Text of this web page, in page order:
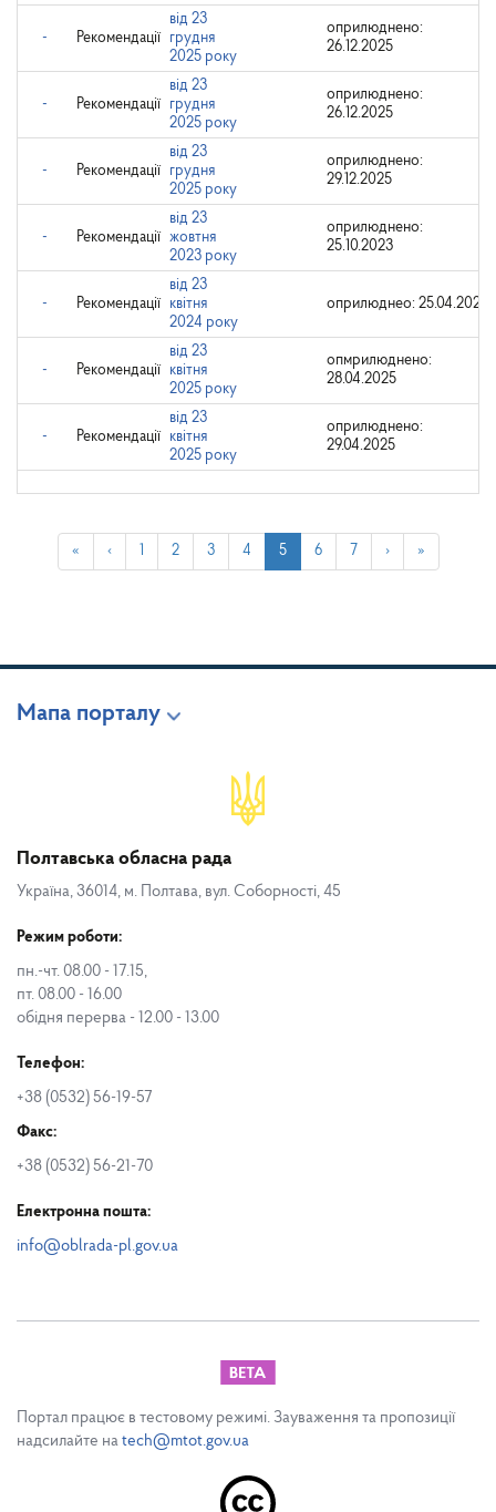
- Рекомендації
від 23
грудня
2025 року
оприлюднено:
26.12.2025
- Рекомендації
від 23
грудня
2025 року
оприлюднено:
26.12.2025
- Рекомендації
від 23
грудня
2025 року
оприлюднено:
29.12.2025
- Рекомендації
від 23
жовтня
2023 року
оприлюднено:
25.10.2023
- Рекомендації
від 23
квітня
2024 року
оприлюднео: 25.04.2024
- Рекомендації
від 23
квітня
2025 року
опмрилюднено:
28.04.2025
- Рекомендації
від 23
квітня
2025 року
оприлюднено:
29.04.2025
« ‹ 2 3 4 5 6 7 › »
Мапа порталу
Полтавська обласна рада
Україна, 36014, м. Полтава, вул. Соборності, 45
Режим роботи:
пн.-чт. 08.00 - 17.15,
пт. 08.00 - 16.00
обідня перерва - 12.00 - 13.00
Телефон:
+38 (0532) 56-19-57
Факс:
+38 (0532) 56-21-70
Електронна пошта:
info@oblrada-pl.gov.ua
Портал працює в тестовому режимі. Зауваження та пропозиції
надсилайте на tech@mtot.gov.ua